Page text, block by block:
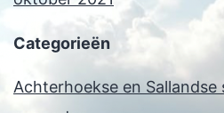
Categorieën
Achterhoekse en